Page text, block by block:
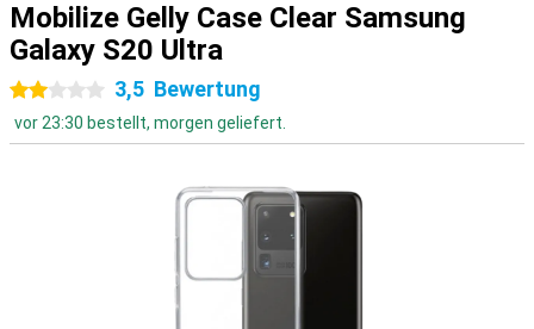
Mobilize Gelly Case Clear Samsung
Galaxy S20 Ultra
2 Sterne3,5 Bewertung
vor 23:30 bestellt, morgen geliefert.